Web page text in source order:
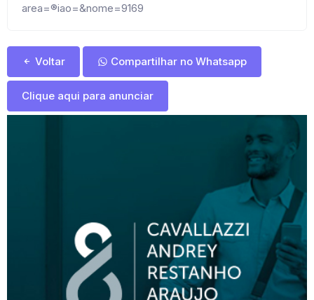
area=®iao=&nome=9169
Voltar Compartilhar no Whatsapp
Clique aqui para anunciar